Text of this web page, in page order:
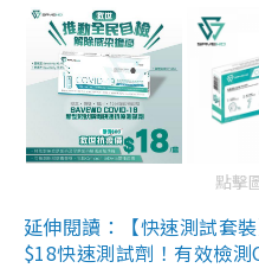
點擊
延伸閱讀：【快速測試套
$18快速測試劑！有效檢